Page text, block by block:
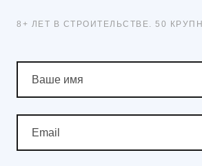
8+ ЛЕТ В СТРОИТЕЛЬСТВЕ. 50